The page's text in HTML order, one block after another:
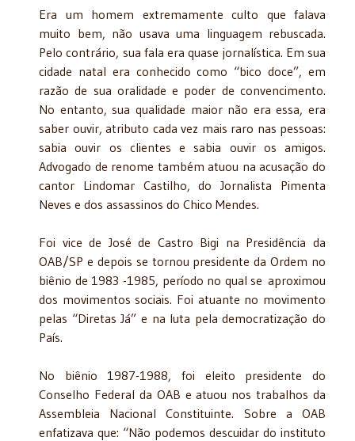
Era um homem extremamente culto que falava
muito bem, não usava uma linguagem rebuscada.
Pelo contrário, sua fala era quase jornalística. Em sua
cidade natal era conhecido como “bico doce”, em
razão de sua oralidade e poder de convencimento.
No entanto, sua qualidade maior não era essa, era
saber ouvir, atributo cada vez mais raro nas pessoas:
sabia ouvir os clientes e sabia ouvir os amigos.
Advogado de renome também atuou na acusação do
cantor Lindomar Castilho, do Jornalista Pimenta
Neves e dos assassinos do Chico Mendes.
Foi vice de José de Castro Bigi na Presidência da
OAB/SP e depois se tornou presidente da Ordem no
biênio de 1983 -1985, período no qual se aproximou
dos movimentos sociais. Foi atuante no movimento
pelas “Diretas Já” e na luta pela democratização do
País.
No biênio 1987-1988, foi eleito presidente do
Conselho Federal da OAB e atuou nos trabalhos da
Assembleia Nacional Constituinte. Sobre a OAB
enfatizava que: “Não podemos descuidar do instituto